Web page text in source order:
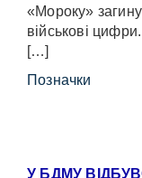
«Мороку»
військові
[…]
Позначки
У БДМУ